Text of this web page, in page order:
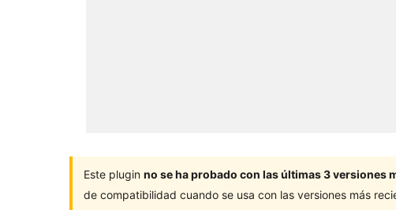
Este plugin no se ha probado con las últimas 3 versiones
de compatibilidad cuando se usa con las versiones más